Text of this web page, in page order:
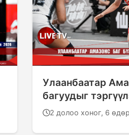
Улаанбаатар
багуудыг
2 долоо хоног, 6 өдөр